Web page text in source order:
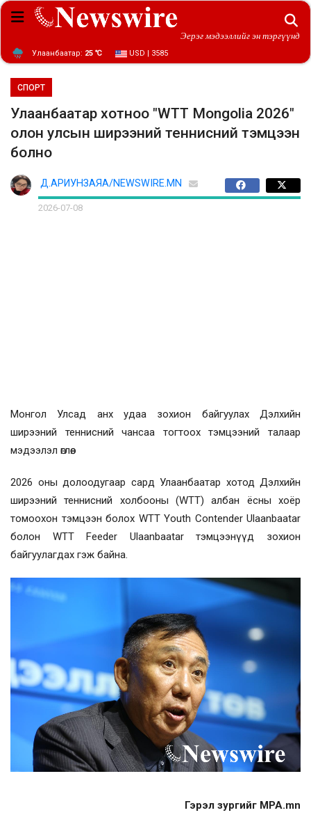
Эерэг мэдээллийг эн тэргүүнд
Улаанбаатар: 25 ℃ USD | 3585
СПОРТ
Улаанбаатар хотноо "WTT Mongolia 2026"
олон улсын ширээний теннисний тэмцээн
болно
Д.АРИУНЗАЯА/NEWSWIRE.MN
2026-07-08
Монгол Улсад анх удаа зохион байгуулах Дэлхийн
ширээний теннисний чансаа тогтоох тэмцээний талаар
мэдээлэл өглөө.
2026 оны долоодугаар сард Улаанбаатар хотод Дэлхийн
ширээний теннисний холбооны (WTT) албан ёсны хоёр
томоохон тэмцээн болох WTT Youth Contender Ulaanbaatar
болон WTT Feeder Ulaanbaatar тэмцээнүүд зохион
байгуулагдах гэж байна.
Гэрэл зургийг MPA.mn